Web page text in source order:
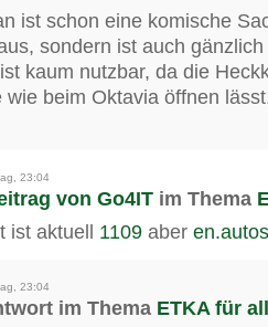
ist schon eine komische
sondern ist auch
kaum nutzbar, da die
wie beim Oktavia öffnen
23:04
von Go4IT im Thema
ist aktuell 1109 aber
23:04
im Thema ETKA für